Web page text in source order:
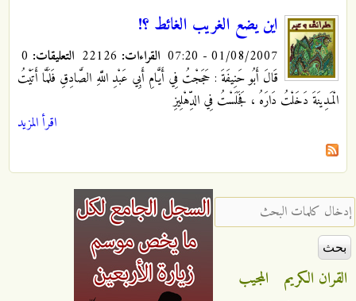
اين يضع الغريب الغائط ؟!
01/08/2007 - 07:20 القراءات: التعليقات:
قَالَ أَبُو حَنِيفَةَ : حَجَجْتُ فِي أَيَّامِ أَبِي عَبْدِ اللَّهِ الصَّادِقِ فَلَمَّا أَتَيْتُ
الْمَدِينَةَ دَخَلْتُ دَارَهُ ، فَجَلَسْتُ فِي الدِّهْلِيزِ
اقرأ المزيد
‏إدخال كلمات البحث ‏
القران الكريم
المجيب